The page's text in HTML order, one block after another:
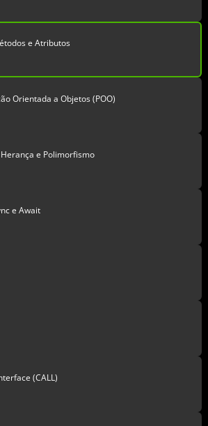
e Atributos
Orientada a Objetos (POO)
e Polimorfismo
e Await
(CALL)